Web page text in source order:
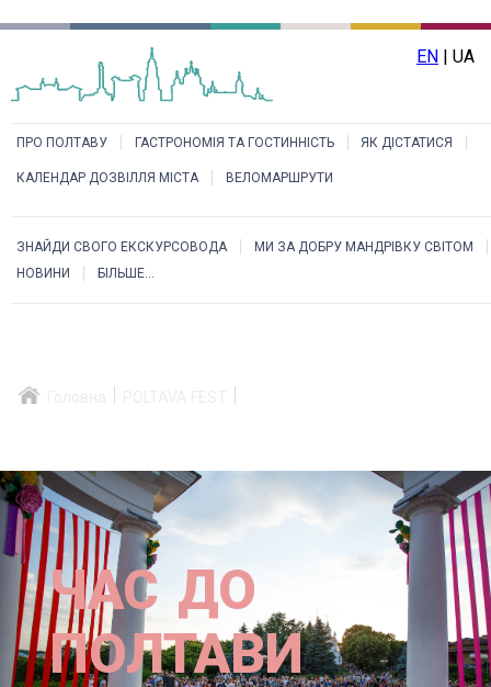
EN | UA
ПРО ПОЛТАВУ ГАСТРОНОМІЯ ТА ГОСТИННІСТЬ ЯК ДІСТАТИСЯ
КАЛЕНДАР ДОЗВІЛЛЯ МІСТА ВЕЛОМАРШРУТИ
ЗНАЙДИ СВОГО ЕКСКУРСОВОДА
МИ ЗА ДОБРУ МАНДРІВКУ СВІТОМ
НОВИНИ
БІЛЬШЕ...
ЧАС ДО
ПОЛТАВИ